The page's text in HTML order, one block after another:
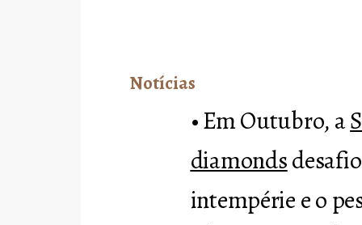
Notícias
• Em Outubro, a
diamonds
intempérie e o